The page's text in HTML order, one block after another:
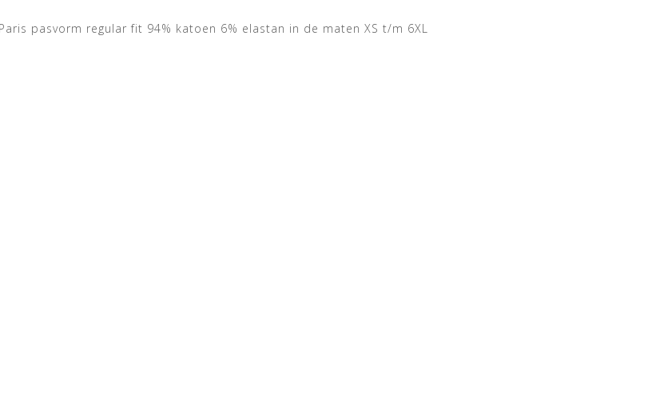
pasvorm regular fit 94% katoen 6% elastan in de maten XS t/m 6XL